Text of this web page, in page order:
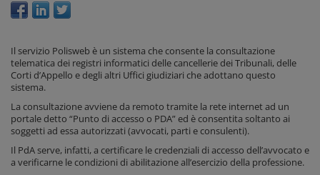
Il servizio Polisweb è un sistema che consente la consultazione
telematica dei registri informatici delle cancellerie dei Tribunali, delle
Corti d’Appello e degli altri Uffici giudiziari che adottano questo
sistema.
La consultazione avviene da remoto tramite la rete internet ad un
portale detto “Punto di accesso o PDA” ed è consentita soltanto ai
soggetti ad essa autorizzati (avvocati, parti e consulenti).
Il PdA serve, infatti, a certificare le credenziali di accesso dell’avvocato e
a verificarne le condizioni di abilitazione all’esercizio della professione.